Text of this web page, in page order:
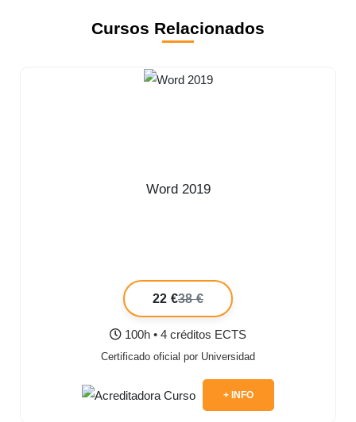
Cursos Relacionados
Word 2019
22 €38 €
100h • 4 créditos ECTS
Certificado oficial por Universidad
+ INFO